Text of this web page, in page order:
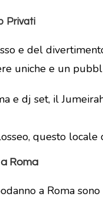
Privati
e del
uniche e un
e dj set, il
questo
Roma
a Roma